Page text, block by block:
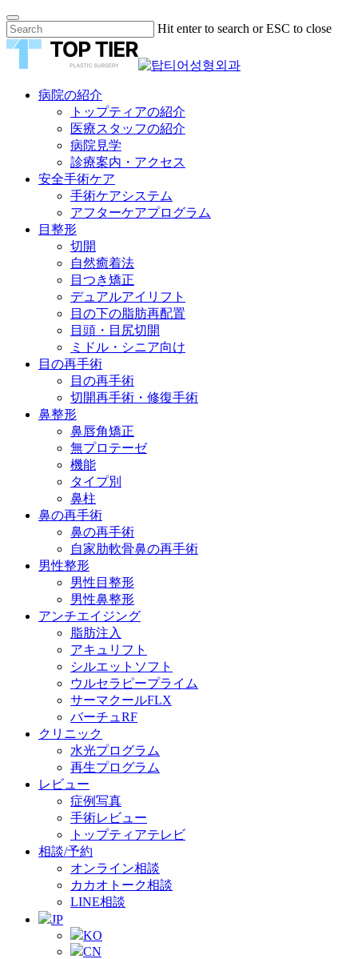
Skip
to
content
Hit enter to search or ESC to close
Close
Menu
病院の紹介
トップティアの紹介
医療スタッフの紹介
病院見学
診療案内・アクセス
安全手術ケア
手術ケアシステム
アフターケアプログラム
目整形
切開
自然癒着法
目つき矯正
デュアルアイリフト
目の下の脂肪再配置
目頭・目尻切開
ミドル・シニア向け
目の再手術
目の再手術
切開再手術・修復手術
鼻整形
鼻唇角矯正
無プロテーゼ
機能
タイプ別
鼻柱
鼻の再手術
鼻の再手術
自家肋軟骨鼻の再手術
男性整形
男性目整形
男性鼻整形
アンチエイジング
脂肪注入
アキュリフト
シルエットソフト
ウルセラピープライム
サーマクールFLX
バーチュRF
クリニック
水光プログラム
再生プログラム
レビュー
症例写真
手術レビュー
トップティアテレビ
相談/予約
オンライン相談
カカオトーク相談
LINE相談
JP
KO
CN